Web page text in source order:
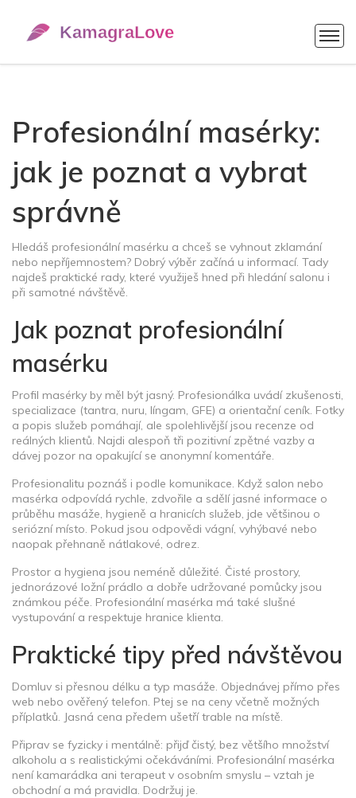
Profesionální masérky:
jak je poznat a vybrat
správně
Hledáš profesionální masérku a chceš se vyhnout zklamání
nebo nepříjemnostem? Dobrý výběr začíná u informací. Tady
najdeš praktické rady, které využiješ hned při hledání salonu i
při samotné návštěvě.
Jak poznat profesionální
masérku
Profil masérky by měl být jasný. Profesionálka uvádí zkušenosti,
specializace (tantra, nuru, língam, GFE) a orientační ceník. Fotky
a popis služeb pomáhají, ale spolehlivější jsou recenze od
reálných klientů. Najdi alespoň tři pozitivní zpětné vazby a
dávej pozor na opakující se anonymní komentáře.
Profesionalitu poznáš i podle komunikace. Když salon nebo
masérka odpovídá rychle, zdvořile a sdělí jasné informace o
průběhu masáže, hygieně a hranicích služeb, jde většinou o
seriózní místo. Pokud jsou odpovědi vágní, vyhýbavé nebo
naopak přehnaně nátlakové, odrez.
Prostor a hygiena jsou neméně důležité. Čisté prostory,
jednorázové ložní prádlo a dobře udržované pomůcky jsou
známkou péče. Profesionální masérka má také slušné
vystupování a respektuje hranice klienta.
Praktické tipy před návštěvou
Domluv si přesnou délku a typ masáže. Objednávej přímo přes
web nebo ověřený telefon. Ptej se na ceny včetně možných
příplatků. Jasná cena předem ušetří trable na místě.
Připrav se fyzicky i mentálně: přijď čistý, bez většího množství
alkoholu a s realistickými očekáváními. Profesionální masérka
není kamarádka ani terapeut v osobním smyslu – vztah je
obchodní a má pravidla. Dodržuj je.